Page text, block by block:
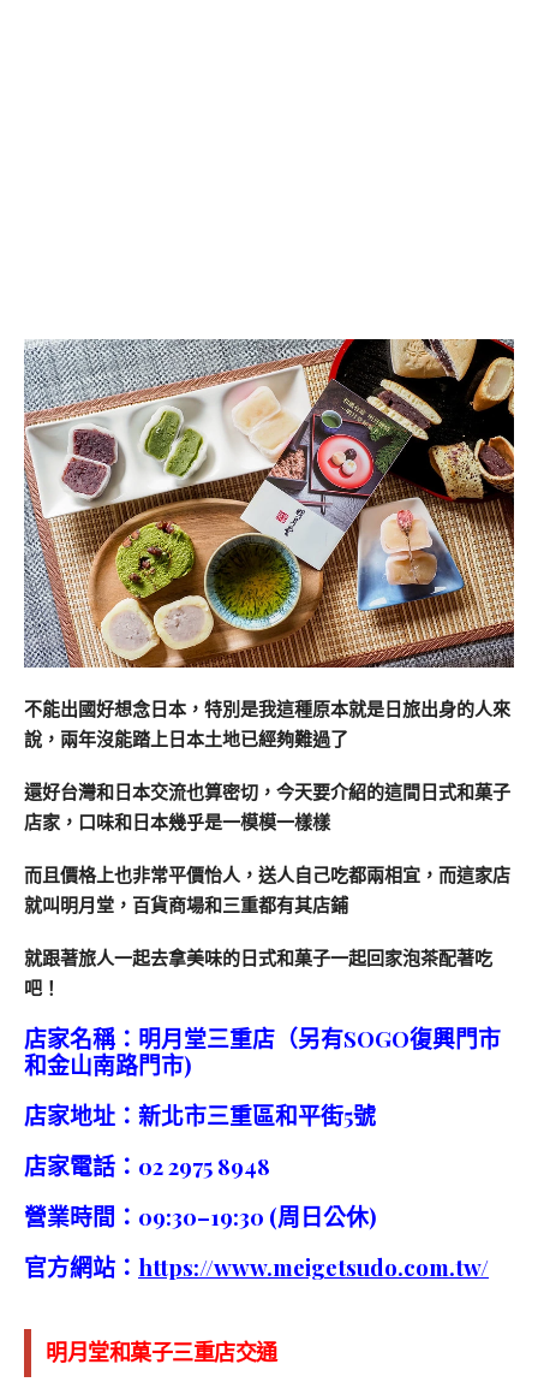
不能出國好想念日本，特別是我這種原本就是日旅出身的人來
說，兩年沒能踏上日本土地已經夠難過了
還好台灣和日本交流也算密切，今天要介紹的這間日式和菓子
店家，口味和日本幾乎是一模模一樣樣
而且價格上也非常平價怡人，送人自己吃都兩相宜，而這家店
就叫明月堂，百貨商場和三重都有其店鋪
就跟著旅人一起去拿美味的日式和菓子一起回家泡茶配著吃
吧！
店家名稱：明月堂三重店（另有SOGO復興門市
和金山南路門市)
店家地址：新北市三重區和平街5號
店家電話：02 2975 8948
營業時間：09:30–19:30 (周日公休)
官方網站： https://www.meigetsudo.com.tw/
明月堂和菓子三重店交通